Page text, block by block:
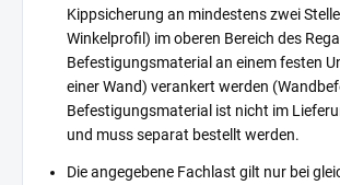
Kippsicherung an mindestens zwei
Winkelprofil) im oberen Bereich des
Befestigungsmaterial an einem festen
einer Wand) verankert werden
Befestigungsmaterial ist nicht im
und muss separat bestellt werden.
Die angegebene Fachlast gilt nur bei